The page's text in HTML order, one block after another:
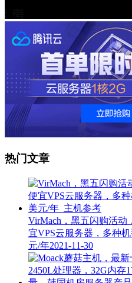
热门文章
VirMach，黑五闪购活动
宜VPS云服务器，多种
元/年2021-11-30